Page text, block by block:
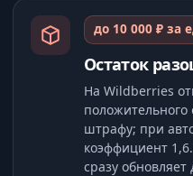
до 10 000 ₽ за
Остаток
На Wildberries
положительного
штрафу; при
коэффициент
сразу обновляет